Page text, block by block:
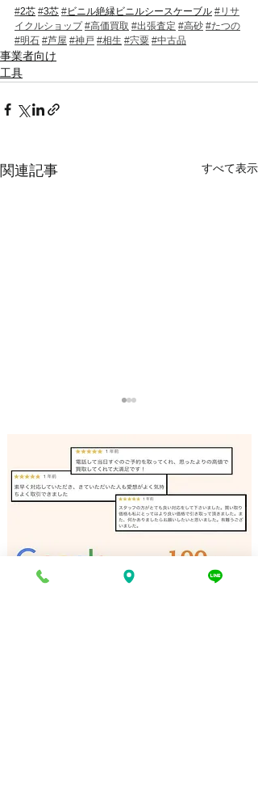
#2芯 #3芯 #ビニル絶縁ビニルシースケーブル #リサ
イクルショップ #高価買取 #出張査定 #高砂 #たつの
#明石 #芦屋 #神戸 #相生 #宍粟 #中古品
事業者向け
工具
関連記事 すべて表示
バンドソー 買取 相生市｜